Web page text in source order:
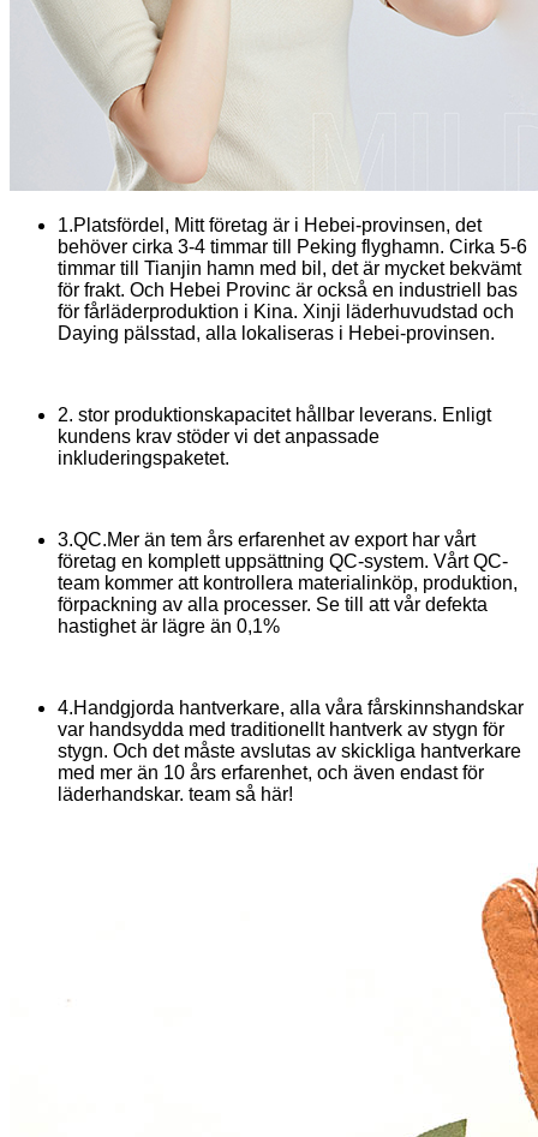
1.Platsfördel, Mitt företag är i Hebei-provinsen, det
behöver cirka 3-4 timmar till Peking flyghamn. Cirka 5-6
timmar till Tianjin hamn med bil, det är mycket bekvämt
för frakt. Och Hebei Provinc är också en industriell bas
för fårläderproduktion i Kina. Xinji läderhuvudstad och
Daying pälsstad, alla lokaliseras i Hebei-provinsen.
2. stor produktionskapacitet hållbar leverans. Enligt
kundens krav stöder vi det anpassade
inkluderingspaketet.
3.QC.Mer än tem års erfarenhet av export har vårt
företag en komplett uppsättning QC-system. Vårt QC-
team kommer att kontrollera materialinköp, produktion,
förpackning av alla processer. Se till att vår defekta
hastighet är lägre än 0,1%
4.Handgjorda hantverkare, alla våra fårskinnshandskar
var handsydda med traditionellt hantverk av stygn för
stygn. Och det måste avslutas av skickliga hantverkare
med mer än 10 års erfarenhet, och även endast för
läderhandskar. team så här!